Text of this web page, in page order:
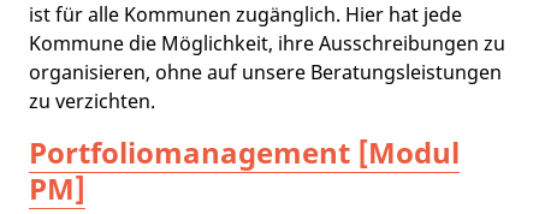
ist für alle Kommunen zugänglich. Hier hat jede
Kommune die Möglichkeit, ihre Ausschreibungen zu
organisieren, ohne auf unsere Beratungsleistungen
zu verzichten.
Portfoliomanagement [Modul
PM]